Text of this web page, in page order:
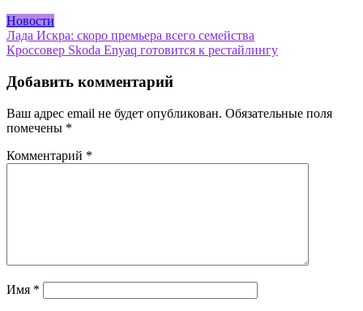
Новости
Навигация
по
записям
Лада Искра: скоро премьера всего семейства
Кроссовер Skoda Enyaq готовится к рестайлингу
Добавить комментарий
Ваш адрес email не будет опубликован. Обязательные поля
помечены *
Комментарий *
Имя *